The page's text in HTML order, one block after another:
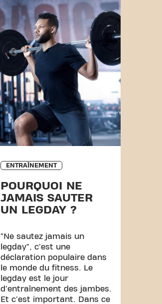
ENTRAÎNEMENT
POURQUOI NE
JAMAIS SAUTER
UN LEGDAY ?
"Ne sautez jamais un
legday", c'est une
déclaration populaire dans
le monde du fitness. Le
legday est le jour
d'entraînement des jambes.
Et c'est important. Dans ce